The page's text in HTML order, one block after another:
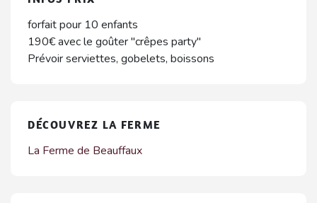
forfait pour 10 enfants
190€ avec le goûter "crêpes party"
Prévoir serviettes, gobelets, boissons
DÉCOUVREZ LA FERME
La Ferme de Beauffaux